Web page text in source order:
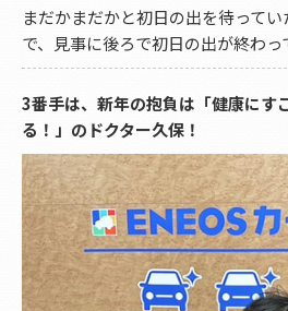
まだかまだかと初日の出を待って
で、見事に後ろで初日の出が終わ
3番手は、新年の抱負は「健康にす
る！」のドクター久保！